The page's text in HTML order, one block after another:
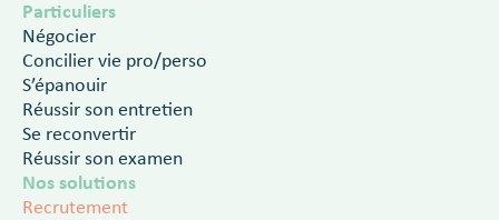
Particuliers
Négocier
Concilier vie pro/perso
S’épanouir
Réussir son entretien
Se reconvertir
Réussir son examen
Nos solutions
Recrutement